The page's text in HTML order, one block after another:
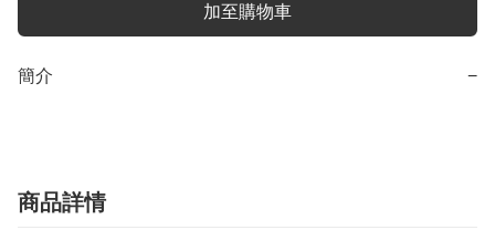
加至購物車
簡介 −
商品詳情